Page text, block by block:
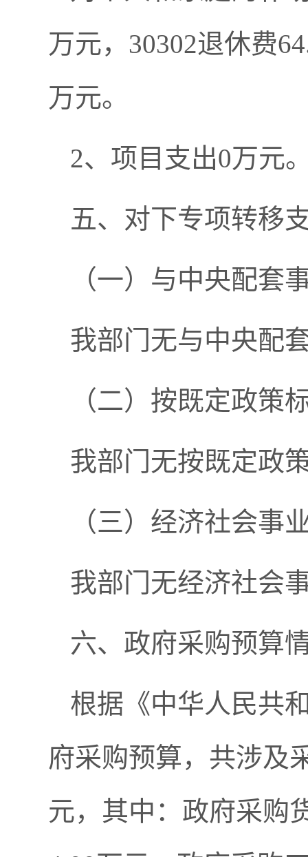
万元，30302退休费
万元。
2、项目支出0万元
五、对下专项转移
（一）与中央配套
我部门无与中央配
（二）按既定政策
我部门无按既定政
（三）经济社会事
我部门无经济社会
六、政府采购预算
根据《中华人民共
府采购预算，共涉及
元，其中：政府采购